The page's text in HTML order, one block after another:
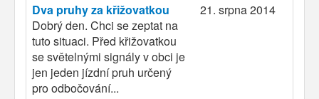
Dva pruhy za křižovatkou
Dobrý den. Chci se zeptat na
tuto situaci. Před křižovatkou
se světelnými signály v obci je
jen jeden jízdní pruh určený
pro odbočování...
21. srpna 2014